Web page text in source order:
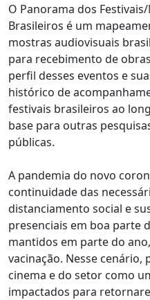
O Panorama dos
Brasileiros é um
mostras audiovisuais
para recebimento de
perfil desses eventos e
histórico de
festivais brasileiros ao
base para outras
públicas.
A pandemia do novo
continuidade das
distanciamento social e
presenciais em boa parte
mantidos em parte do
vacinação. Nesse
cinema e do setor como
impactados para